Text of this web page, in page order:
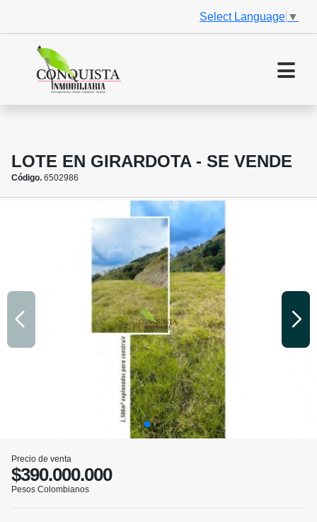
Select Language ▼
LOTE EN GIRARDOTA - SE VENDE
Código. 6502986
Precio de venta
$390.000.000
Pesos Colombianos